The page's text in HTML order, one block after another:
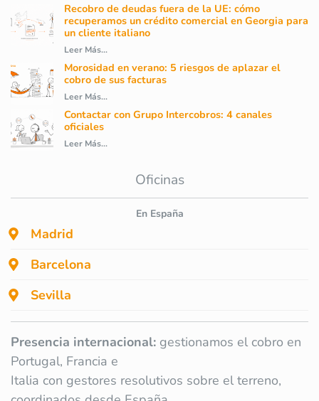
Recobro de deudas fuera de la UE: cómo
recuperamos un crédito comercial en Georgia para
un cliente italiano
Leer Más...
Morosidad en verano: 5 riesgos de aplazar el
cobro de sus facturas
Leer Más...
Contactar con Grupo Intercobros: 4 canales
oficiales
Leer Más...
Oficinas
En España
Madrid
Barcelona
Sevilla
Presencia internacional: gestionamos el cobro en
Portugal, Francia e
Italia con gestores resolutivos sobre el terreno,